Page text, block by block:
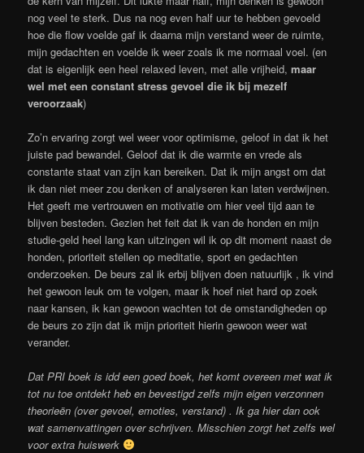
nog veel te sterk. Dus na nog even half uur te hebben gevoeld
hoe die flow voelde gaf ik daarna mijn verstand weer de ruimte,
mijn gedachten en voelde ik weer zoals ik me normaal voel. (en
dat is eigenlijk een heel relaxed leven, met alle vrijheid,maar
wel met een constant stress gevoel die ik bij mezelf
veroorzaak)
Zo’n ervaring zorgt wel weer voor optimisme, geloof in dat ik het
juiste pad bewandel. Geloof dat ik die warmte en vrede als
constante staat van zijn kan bereiken. Dat ik mijn angst om dat
ik dan niet meer zou denken of analyseren kan laten verdwijnen.
Het geeft me vertrouwen en motivatie om hier veel tijd aan te
blijven besteden. Gezien het feit dat ik van de honden en mijn
studie-geld heel lang kan uitzingen wil ik op dit moment naast de
honden, prioriteit stellen op meditatie, sport en gedachten
onderzoeken. De beurs zal ik erbij blijven doen natuurlijk , ik vind
het gewoon leuk om te volgen, maar ik hoef niet hard op zoek
naar kansen, ik kan gewoon wachten tot de omstandigheden op
de beurs zo zijn dat ik mijn prioriteit hierin gewoon weer wat
verander.
Dat PRI boek is idd een goed boek, het komt overeen met wat ik
tot nu toe ontdekt heb en bevestigd zelfs mijn eigen verzonnen
theorieën (over gevoel, emoties, verstand) . Ik ga hier dan ook
wat samenvattingen over schrijven. Misschien zorgt het zelfs wel
voor extra huiswerk